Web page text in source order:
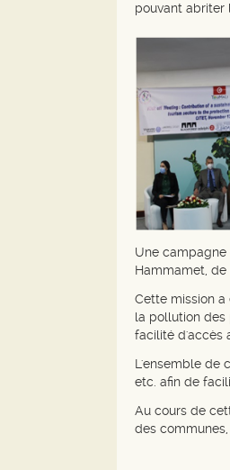
pouvant abriter
Une campagne
Hammamet, de
Cette mission
la pollution des
facilité d'accès
L'ensemble de
etc. afin de
Au cours de
des communes,